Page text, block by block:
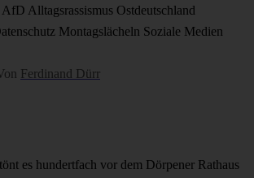
AfD Alltagsrassismus Ostdeutschland
Montagslächeln Soziale Medien
Ferdinand Dürr
es hundertfach vor dem Dörpener Rathaus